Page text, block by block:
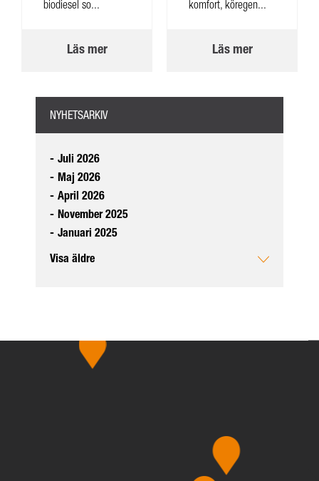
NYHETSARKIV
- Juli 2026
- Maj 2026
- April 2026
- November 2025
- Januari 2025
Visa äldre
biodiesel so...
Läs mer
komfort, köregen...
Läs mer